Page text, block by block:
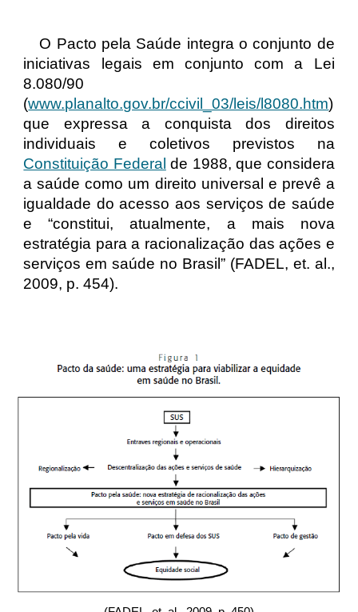
O Pacto pela Saúde integra o conjunto de
iniciativas legais em conjunto com a Lei
8.080/90
(www.planalto.gov.br/ccivil_03/leis/l8080.htm)
que expressa a conquista dos direitos
individuais e coletivos previstos na
Constituição Federal de 1988, que considera
a saúde como um direito universal e prevê a
igualdade do acesso aos serviços de saúde
e “constitui, atualmente, a mais nova
estratégia para a racionalização das ações e
serviços em saúde no Brasil” (FADEL, et. al.,
2009, p. 454).